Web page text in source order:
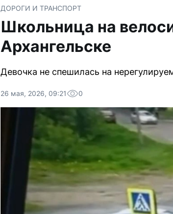
ДОРОГИ И ТРАНСПОРТ
Школьница на
Архангельске
Девочка не спешилась на
26 мая, 2026, 09:21 0